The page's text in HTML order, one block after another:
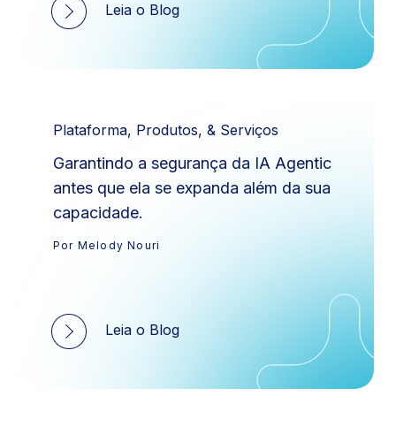
Leia o Blog
Plataforma, Produtos, & Serviços
Garantindo a segurança da IA Agentic
antes que ela se expanda além da sua
capacidade.
Por Melody Nouri
Leia o Blog